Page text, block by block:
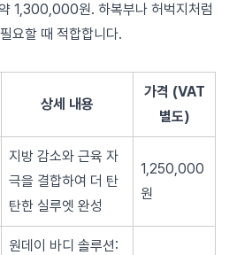
1,300,000원. 하복부나 허벅지처럼
요할 때 적합합니다.
상세 내용
가격 (VAT
별도)
지방 감소와 근육 자
극을 결합하여 더 탄
탄한 실루엣 완성
1,250,000
원
원데이 바디 솔루션: